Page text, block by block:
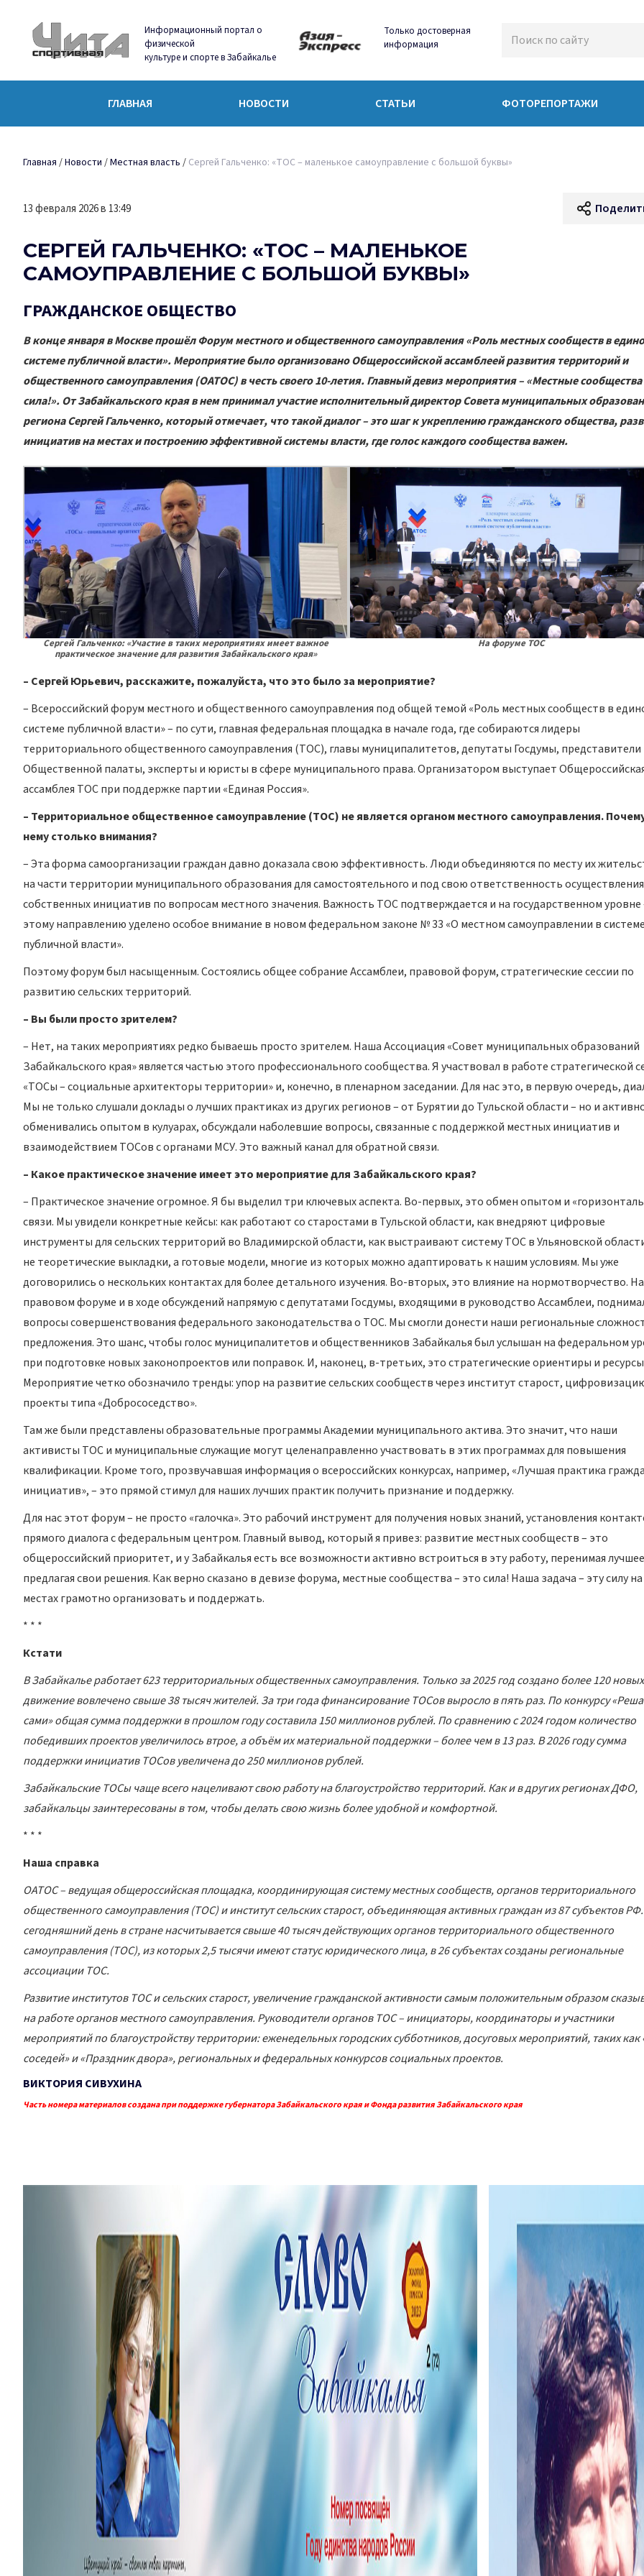
Информационный портал о
физической
культуре и спорте в Забайкалье
Только достоверная
информация
ГЛАВНАЯ НОВОСТИ СТАТЬИ ФОТОРЕПОРТАЖИ
Главная /Новости /Местная власть / Сергей Гальченко: «ТОС – маленькое самоуправление с большой буквы»
13 февраля 2026 в 13:49
СЕРГЕЙ ГАЛЬЧЕНКО: «ТОС – МАЛЕНЬКОЕ
САМОУПРАВЛЕНИЕ С БОЛЬШОЙ БУКВЫ»
ГРАЖДАНСКОЕ ОБЩЕСТВО
В конце января в Москве прошёл Форум местного и общественного самоуправления «Роль местных сообществ в
системе публичной власти». Мероприятие было организовано Общероссийской ассамблеей развития территорий и
общественного самоуправления (ОАТОС) в честь своего 10-летия. Главный девиз мероприятия – «Местные сообщества
сила!». От Забайкальского края в нем принимал участие исполнительный директор Совета муниципальных
региона Сергей Гальченко, который отмечает, что такой диалог – это шаг к укреплению гражданского общества,
инициатив на местах и построению эффективной системы власти, где голос каждого сообщества важен.
Сергей Гальченко: «Участие в таких мероприятиях имеет важное
практическое значение для развития Забайкальского края»
На форуме ТОС
– Сергей Юрьевич, расскажите, пожалуйста, что это было за мероприятие?
– Всероссийский форум местного и общественного самоуправления под общей темой «Роль местных сообществ в
системе публичной власти» – по сути, главная федеральная площадка в начале года, где собираются лидеры
территориального общественного самоуправления (ТОС), главы муниципалитетов, депутаты Госдумы, представители
Общественной палаты, эксперты и юристы в сфере муниципального права. Организатором выступает
ассамблея ТОС при поддержке партии «Единая Россия».
– Территориальное общественное самоуправление (ТОС) не является органом местного самоуправления.
нему столько внимания?
– Эта форма самоорганизации граждан давно доказала свою эффективность. Люди объединяются по месту их
на части территории муниципального образования для самостоятельного и под свою ответственность осуществления
собственных инициатив по вопросам местного значения. Важность ТОС подтверждается и на государственном уровне
этому направлению уделено особое внимание в новом федеральном законе № 33 «О местном самоуправлении в системе
публичной власти».
Поэтому форум был насыщенным. Состоялись общее собрание Ассамблеи, правовой форум, стратегические сессии по
развитию сельских территорий.
– Вы были просто зрителем?
– Нет, на таких мероприятиях редко бываешь просто зрителем. Наша Ассоциация «Совет муниципальных образований
Забайкальского края» является частью этого профессионального сообщества. Я участвовал в работе стратегической
«ТОСы – социальные архитекторы территории» и, конечно, в пленарном заседании. Для нас это, в первую очередь,
Мы не только слушали доклады о лучших практиках из других регионов – от Бурятии до Тульской области – но и
обменивались опытом в кулуарах, обсуждали наболевшие вопросы, связанные с поддержкой местных инициатив и
взаимодействием ТОСов с органами МСУ. Это важный канал для обратной связи.
– Какое практическое значение имеет это мероприятие для Забайкальского края?
– Практическое значение огромное. Я бы выделил три ключевых аспекта. Во-первых, это обмен опытом и
связи. Мы увидели конкретные кейсы: как работают со старостами в Тульской области, как внедряют цифровые
инструменты для сельских территорий во Владимирской области, как выстраивают систему ТОС в Ульяновской
не теоретические выкладки, а готовые модели, многие из которых можно адаптировать к нашим условиям. Мы уже
договорились о нескольких контактах для более детального изучения. Во-вторых, это влияние на нормотворчество. На
правовом форуме и в ходе обсуждений напрямую с депутатами Госдумы, входящими в руководство Ассамблеи,
вопросы совершенствования федерального законодательства о ТОС. Мы смогли донести наши региональные
предложения. Это шанс, чтобы голос муниципалитетов и общественников Забайкалья был услышан на федеральном
при подготовке новых законопроектов или поправок. И, наконец, в-третьих, это стратегические ориентиры и
Мероприятие четко обозначило тренды: упор на развитие сельских сообществ через институт старост,
проекты типа «Добрососедство».
Там же были представлены образовательные программы Академии муниципального актива. Это значит, что наши
активисты ТОС и муниципальные служащие могут целенаправленно участвовать в этих программах для повышения
квалификации. Кроме того, прозвучавшая информация о всероссийских конкурсах, например, «Лучшая практика
инициатив», – это прямой стимул для наших лучших практик получить признание и поддержку.
Для нас этот форум – не просто «галочка». Это рабочий инструмент для получения новых знаний, установления
прямого диалога с федеральным центром. Главный вывод, который я привез: развитие местных сообществ – это
общероссийский приоритет, и у Забайкалья есть все возможности активно встроиться в эту работу, перенимая
предлагая свои решения. Как верно сказано в девизе форума, местные сообщества – это сила! Наша задача – эту силу на
местах грамотно организовать и поддержать.
* * *
Кстати
В Забайкалье работает 623 территориальных общественных самоуправления. Только за 2025 год создано более 120
движение вовлечено свыше 38 тысяч жителей. За три года финансирование ТОСов выросло в пять раз. По конкурсу
сами» общая сумма поддержки в прошлом году составила 150 миллионов рублей. По сравнению с 2024 годом количество
победивших проектов увеличилось втрое, а объём их материальной поддержки – более чем в 13 раз. В 2026 году сумма
поддержки инициатив ТОСов увеличена до 250 миллионов рублей.
Забайкальские ТОСы чаще всего нацеливают свою работу на благоустройство территорий. Как и в других регионах ДФО,
забайкальцы заинтересованы в том, чтобы делать свою жизнь более удобной и комфортной.
* * *
Наша справка
ОАТОС – ведущая общероссийская площадка, координирующая систему местных сообществ, органов территориального
общественного самоуправления (ТОС) и институт сельских старост, объединяющая активных граждан из 87 субъектов
сегодняшний день в стране насчитывается свыше 40 тысяч действующих органов территориального общественного
самоуправления (ТОС), из которых 2,5 тысячи имеют статус юридического лица, в 26 субъектах созданы региональные
ассоциации ТОС.
Развитие институтов ТОС и сельских старост, увеличение гражданской активности самым положительным образом
на работе органов местного самоуправления. Руководители органов ТОС – инициаторы, координаторы и участники
мероприятий по благоустройству территории: еженедельных городских субботников, досуговых мероприятий, таких как
соседей» и «Праздник двора», региональных и федеральных конкурсов социальных проектов.
ВИКТОРИЯ СИВУХИНА
Часть номера материалов создана при поддержке губернатора Забайкальского края и Фонда развития Забайкальского края